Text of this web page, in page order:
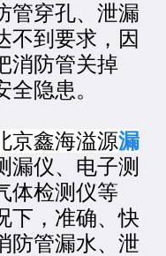
管穿孔、泄漏
不到要求，因
消防管关掉
隐患。
京鑫海溢源漏
漏仪、电子测
体检测仪等
下，准确、快
防管漏水、泄